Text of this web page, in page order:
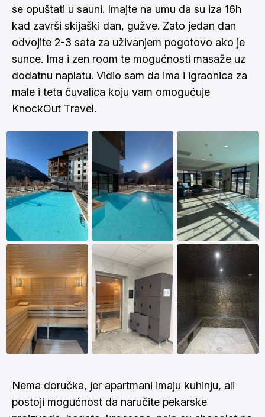
se opuštati u sauni. Imajte na umu da su iza 16h
kad završi skijaški dan, gužve. Zato jedan dan
odvojite 2-3 sata za uživanjem pogotovo ako je
sunce. Ima i zen room te mogućnosti masaže uz
dodatnu naplatu. Vidio sam da ima i igraonica za
male i teta čuvalica koju vam omogućuje
KnockOut Travel.
Nema doručka, jer apartmani imaju kuhinju, ali
postoji mogućnost da naručite pekarske